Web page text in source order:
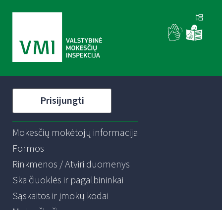
Prisijungti
Mokesčių mokėtojų informacija
Formos
Rinkmenos / Atviri duomenys
Skaičiuoklės ir pagalbininkai
Sąskaitos ir įmokų kodai